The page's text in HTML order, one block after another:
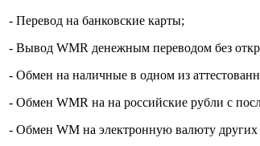
- Перевод на банковские карты;
- Вывод WMR денежным переводом без
- Обмен на наличные в одном из
- Обмен WMR на на российские рубли с
- Обмен WM на электронную валюту